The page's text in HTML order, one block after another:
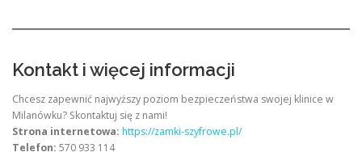
Kontakt i więcej informacji
Chcesz zapewnić najwyższy poziom bezpieczeństwa swojej klinice w
Milanówku? Skontaktuj się z nami!
Strona internetowa: https://zamki-szyfrowe.pl/
Telefon: 570 933 114